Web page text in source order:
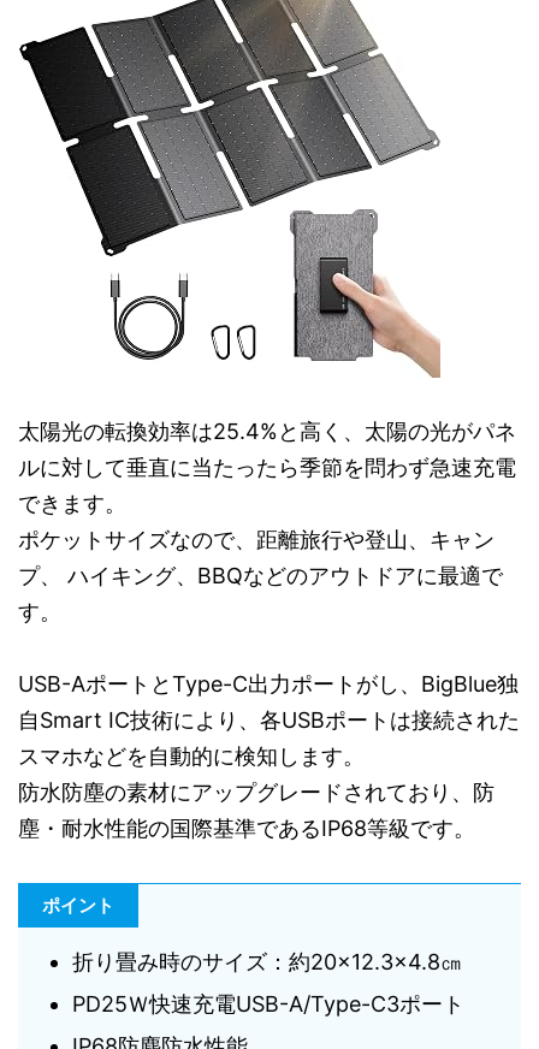
太陽光の転換効率は25.4%と高く、太陽の光がパネ
ルに対して垂直に当たったら季節を問わず急速充電
できます。
ポケットサイズなので、距離旅行や登山、キャン
プ、 ハイキング、BBQなどのアウトドアに最適で
す。
USB-AポートとType-C出力ポートがし、BigBlue独
自Smart IC技術により、各USBポートは接続された
スマホなどを自動的に検知します。
防水防塵の素材にアップグレードされており、防
塵・耐水性能の国際基準であるIP68等級です。
ポイント
折り畳み時のサイズ：約20×12.3×4.8㎝
PD25Ｗ快速充電USB-A/Type-C3ポート